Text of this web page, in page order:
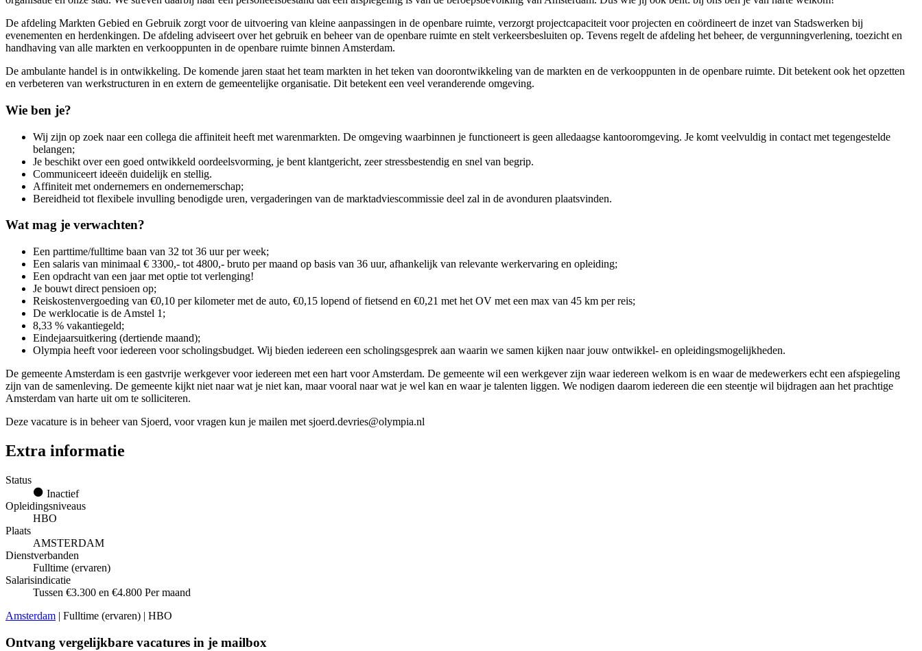
De afdeling Markten Gebied en Gebruik zorgt voor de uitvoering van kleine aanpassingen in de openbare ruimte, verzorgt projectcapaciteit voor projecten en coördineert de inzet van Stadswerken bij
evenementen en herdenkingen. De afdeling adviseert over het gebruik en beheer van de openbare ruimte en stelt verkeersbesluiten op. Tevens regelt de afdeling het beheer, de vergunningverlening, toezicht en
handhaving van alle markten en verkooppunten in de openbare ruimte binnen Amsterdam.
De ambulante handel is in ontwikkeling. De komende jaren staat het team markten in het teken van doorontwikkeling van de markten en de verkooppunten in de openbare ruimte. Dit betekent ook het opzetten
en verbeteren van werkstructuren in en extern de gemeentelijke organisatie. Dit betekent een veel veranderende omgeving.
Wie ben je?
Wij zijn op zoek naar een collega die affiniteit heeft met warenmarkten. De omgeving waarbinnen je functioneert is geen alledaagse kantooromgeving. Je komt veelvuldig in contact met tegengestelde
belangen;
Je beschikt over een goed ontwikkeld oordeelsvorming, je bent klantgericht, zeer stressbestendig en snel van begrip.
Communiceert ideeën duidelijk en stellig.
Affiniteit met ondernemers en ondernemerschap;
Bereidheid tot flexibele invulling benodigde uren, vergaderingen van de marktadviescommissie deel zal in de avonduren plaatsvinden.
Wat mag je verwachten?
Een parttime/fulltime baan van 32 tot 36 uur per week;
Een salaris van minimaal € 3300,- tot 4800,- bruto per maand op basis van 36 uur, afhankelijk van relevante werkervaring en opleiding;
Een opdracht van een jaar met optie tot verlenging!
Je bouwt direct pensioen op;
Reiskostenvergoeding van €0,10 per kilometer met de auto, €0,15 lopend of fietsend en €0,21 met het OV met een max van 45 km per reis;
De werklocatie is de Amstel 1;
8,33 % vakantiegeld;
Eindejaarsuitkering (dertiende maand);
Olympia heeft voor iedereen voor scholingsbudget. Wij bieden iedereen een scholingsgesprek aan waarin we samen kijken naar jouw ontwikkel- en opleidingsmogelijkheden.
De gemeente Amsterdam is een gastvrije werkgever voor iedereen met een hart voor Amsterdam. De gemeente wil een werkgever zijn waar iedereen welkom is en waar de medewerkers echt een afspiegeling
zijn van de samenleving. De gemeente kijkt niet naar wat je niet kan, maar vooral naar wat je wel kan en waar je talenten liggen. We nodigen daarom iedereen die een steentje wil bijdragen aan het prachtige
Amsterdam van harte uit om te solliciteren.
Deze vacature is in beheer van Sjoerd, voor vragen kun je mailen met sjoerd.devries@olympia.nl
Extra informatie
Status
Inactief
Opleidingsniveaus
HBO
Plaats
AMSTERDAM
Dienstverbanden
Fulltime (ervaren)
Salarisindicatie
Tussen €3.300 en €4.800 Per maand
Amsterdam | Fulltime (ervaren) | HBO
Ontvang vergelijkbare vacatures in je mailbox